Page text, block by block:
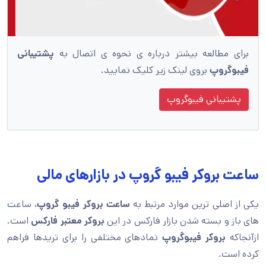
برای مطالعه بیشتر درباره ی نحوه ی اتصال به پشتیبانی
فیبوگروپ بروی لینک زیر کلیک نمایید.
پشتیبانی فیبوگروپ
ساعت بروکر فیبو گروپ در بازارهای مالی
یکی از اصلی ترین موارد مرتبط به ساعت بروکر فیبو گروپ، ساعت
های باز و بسته شدن بازار فارکس در این بروکر معتبر فارکس است.
ازآنجاکه بروکر فیبوگروپنمادهای مختلفی را برای تریدها فراهم
کرده است.